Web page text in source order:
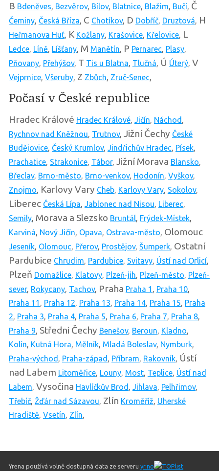
B Bdeněves, Bezvěrov, Bílov, Blatnice, Blažim, Bučí, Č
Čeminy, Česká Bříza, C Chotíkov, D Dobříč, Druztová, H
Heřmanova Huť, K Kožlany, Krašovice, Křelovice, L
Ledce, Líně, Líšťany, M Manětín, P Pernarec, Plasy,
Pňovany, Přehýšov, T Tis u Blatna, Tlučná, Ú Úterý, V
Vejprnice, Všeruby, Z Zbůch, Zruč-Senec,
Počasí v České republice
Hradec Králové Hradec Králové, Jičín, Náchod ,
Rychnov nad Kněžnou, Trutnov, Jižní Čechy České
Budějovice, Český Krumlov, Jindřichův Hradec, Písek,
Prachatice, Strakonice, Tábor, Jižní Morava Blansko,
Břeclav, Brno-město, Brno-venkov, Hodonín, Vyškov,
Znojmo, Karlovy Vary Cheb, Karlovy Vary, Sokolov,
Liberec Česká Lípa, Jablonec nad Nisou, Liberec,
Semily, Morava a Slezsko Bruntál, Frýdek-Místek,
Karviná, Nový Jičín, Opava, Ostrava-město, Olomouc
Jeseník, Olomouc, Přerov, Prostějov, Šumperk, Ostatní
Pardubice Chrudim, Pardubice, Svitavy, Ústí nad Orlicí,
Plzeň Domažlice, Klatovy, Plzeň-jih, Plzeň-město, Plzeň-
sever, Rokycany, Tachov, Praha Praha 1 , Praha 10,
Praha 11 , Praha 12, Praha 13, Praha 14, Praha 15, Praha
2, Praha 3, Praha 4, Praha 5, Praha 6, Praha 7, Praha 8,
Praha 9, Středni Čechy Benešov, Beroun, Kladno,
Kolín, Kutná Hora, Mělník, Mladá Boleslav, Nymburk,
Praha-východ , Praha-západ , Příbram, Rakovník, Ústí
nad Labem Litoměřice, Louny, Most, Teplice, Ústí nad
Labem, Vysočina Havlíčkův Brod , Jihlava, Pelhřimov,
Třebíč, Žďár nad Sázavou, Zlín Kroměříž, Uherské
Hradiště, Vsetín, Zlín,
Yrena používá volně dostupná data ze serveru yr.no